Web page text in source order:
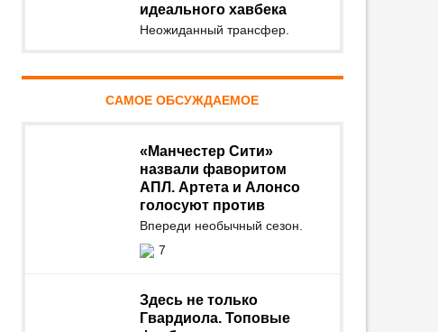
идеального хавбека
Неожиданный трансфер.
САМОЕ ОБСУЖДАЕМОЕ
«Манчестер Сити»
назвали фаворитом
АПЛ. Артета и Алонсо
голосуют против
Впереди необычный сезон.
7
Здесь не только
Гвардиола. Топовые